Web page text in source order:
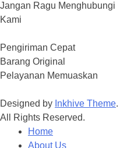
Jangan Ragu Menghubungi
Kami
Pengiriman Cepat
Barang Original
Pelayanan Memuaskan
Designed by Inkhive Theme.
All Rights Reserved.
Home
About Us